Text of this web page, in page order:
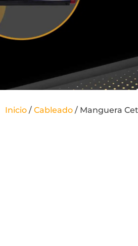
Inicio / Cableado / Manguera